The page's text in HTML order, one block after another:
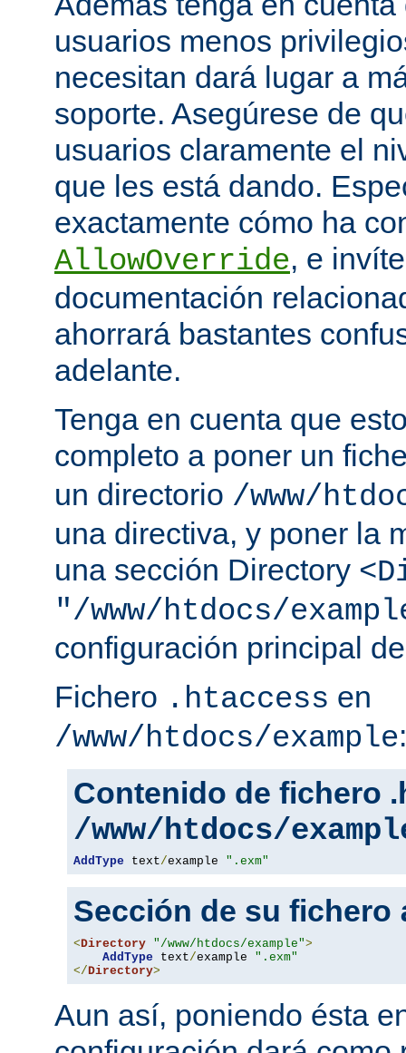
usuarios menos
necesitan dará lugar a
soporte. Asegúrese de
usuarios claramente el
que les está dando.
exactamente cómo ha
AllowOverride, e
documentación
ahorrará bastantes
adelante.
Tenga en cuenta que
completo a poner un
un directorio /www/
una directiva, y poner la
una sección Directory
"/www/htdocs/
configuración principal
Fichero .htaccess en
/www/htdocs/example:
Contenido de fichero
/www/htdocs/
AddType text/example ".exm"
Sección de su fichero
<Directory "/www/htdocs/example">
AddType text/example ".exm"
</Directory>
Aun así, poniendo ésta